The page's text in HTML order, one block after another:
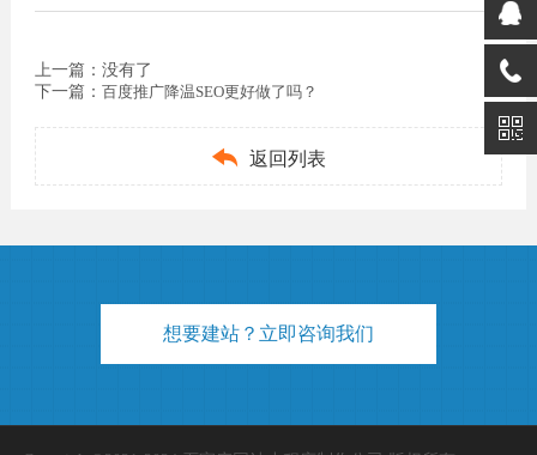
上一篇：没有了
下一篇： 百度推广降温SEO更好做了吗？
 返回列表
想要建站？立即咨询我们